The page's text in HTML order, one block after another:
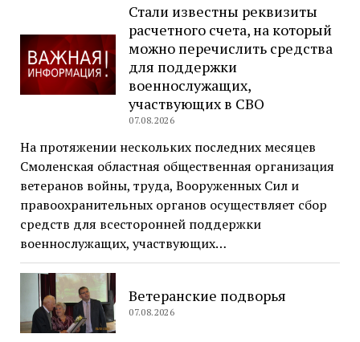
Стали известны реквизиты
расчетного счета, на который
можно перечислить средства
для поддержки
военнослужащих,
участвующих в СВО
07.08.2026
На протяжении нескольких последних месяцев
Смоленская областная общественная организация
ветеранов войны, труда, Вооруженных Сил и
правоохранительных органов осуществляет сбор
средств для всесторонней поддержки
военнослужащих, участвующих…
Ветеранские подворья
07.08.2026